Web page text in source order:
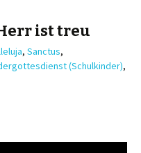
ist treu
, Sanctus,
(Schulkinder),